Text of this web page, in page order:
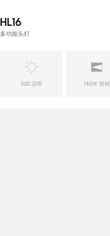
HL16
多功能头灯
520 流明 140米 射程